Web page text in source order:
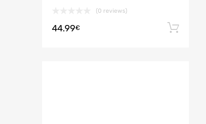
(0 reviews)
44.99€